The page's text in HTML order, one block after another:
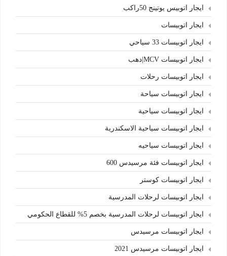
ايجار اتوبيس يوتينج 50راكب
ايجار اتوبيسات
ايجار اتوبيسات 33 سياحي
ايجار اتوبيسات MCV|دهب
ايجار اتوبيسات رحلات
ايجار اتوبيسات سياحة
ايجار اتوبيسات سياحية
ايجار اتوبيسات سياحية الاسكندرية
ايجار اتوبيسات سياحيه
ايجار اتوبيسات فئة مرسيدس 600
ايجار اتوبيسات كوستر
ايجار اتوبيسات لرحلات المدرسية
ايجار اتوبيسات لرحلات المدرسية بخصم 5% للقطاع الحكومي
ايجار اتوبيسات مرسيدس
ايجار اتوبيسات مرسيدس 2021